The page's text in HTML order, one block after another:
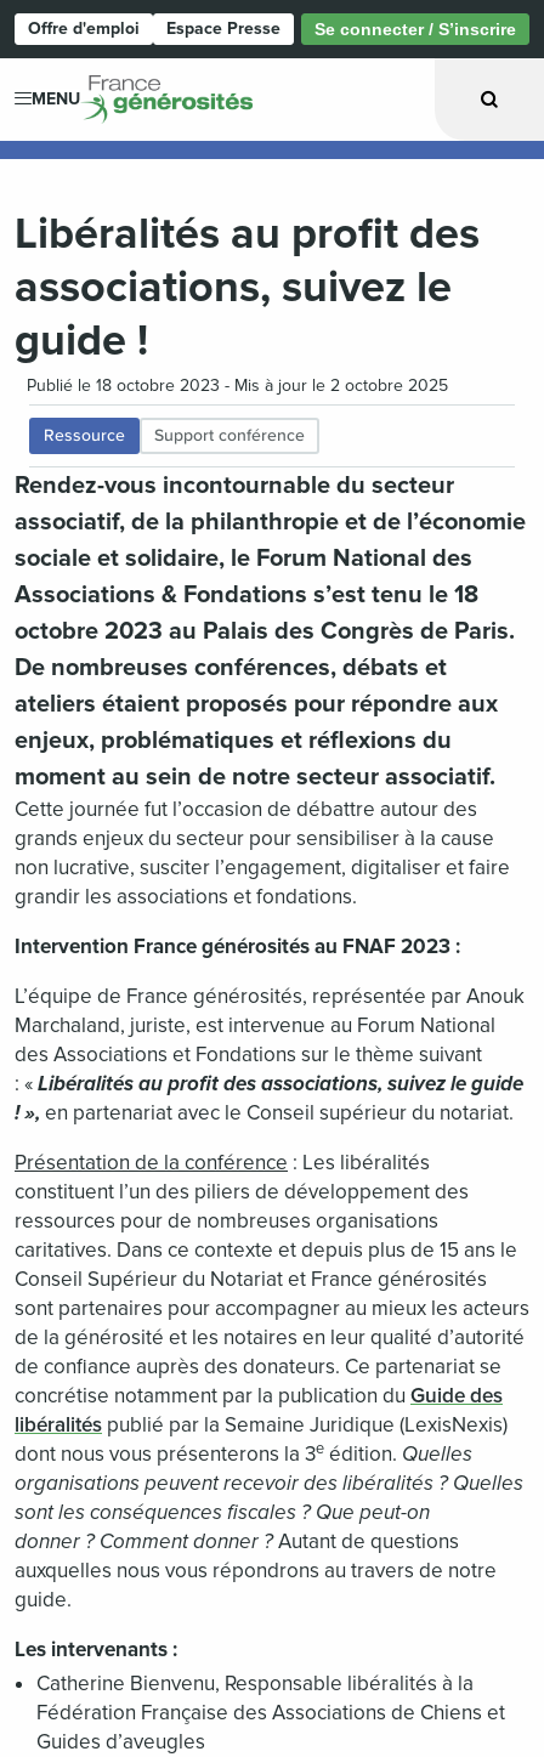
Offre d'emploi Espace Presse Se connecter / S’inscrire
MENU
Libéralités au profit des
associations, suivez le
guide !
Publié le 18 octobre 2023 - Mis à jour le 2 octobre 2025
Ressource Support conférence
Rendez-vous incontournable du secteur
associatif, de la philanthropie et de l’économie
sociale et solidaire, le Forum National des
Associations & Fondations s’est tenu le 18
octobre 2023 au Palais des Congrès de Paris.
De nombreuses conférences, débats et
ateliers étaient proposés pour répondre aux
enjeux, problématiques et réflexions du
moment au sein de notre secteur associatif.
Cette journée fut l’occasion de débattre autour des
grands enjeux du secteur pour sensibiliser à la cause
non lucrative, susciter l’engagement, digitaliser et faire
grandir les associations et fondations.
Intervention France générosités au FNAF 2023 :
L’équipe de France générosités, représentée par Anouk
Marchaland, juriste, est intervenue au Forum National
des Associations et Fondations sur le thème suivant
: «Libéralités au profit des associations, suivez le guide
! », en partenariat avec le Conseil supérieur du notariat.
Présentation de la conférence : Les libéralités
constituent l’un des piliers de développement des
ressources pour de nombreuses organisations
caritatives. Dans ce contexte et depuis plus de 15 ans le
Conseil Supérieur du Notariat et France générosités
sont partenaires pour accompagner au mieux les acteurs
de la générosité et les notaires en leur qualité d’autorité
de confiance auprès des donateurs. Ce partenariat se
concrétise notamment par la publication du Guide des
libéralités publié par la Semaine Juridique (LexisNexis)
dont nous vous présenterons la 3e édition. Quelles
organisations peuvent recevoir des libéralités ? Quelles
sont les conséquences fiscales ? Que peut-on
donner ? Comment donner ?Autant de questions
auxquelles nous vous répondrons au travers de notre
guide.
Les intervenants :
Catherine Bienvenu, Responsable libéralités à la
Fédération Française des Associations de Chiens et
Guides d’aveugles